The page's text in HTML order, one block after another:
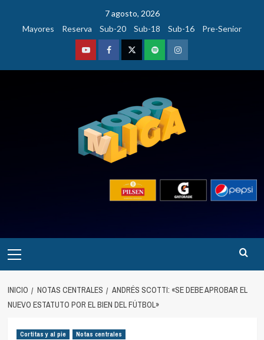
contenido
7 agosto, 2026
Mayores
Reserva Sub-20 Sub-18 Sub-16 Pre-Senior
YoutubeFacebookTwitterPodcastInstagram
principal
INICIO NOTAS CENTRALES
ANDRÉS SCOTTI: «SE DEBE APROBAR EL
NUEVO ESTATUTO POR EL BIEN DEL FÚTBOL»
Cortitas y al pie Notas centrales